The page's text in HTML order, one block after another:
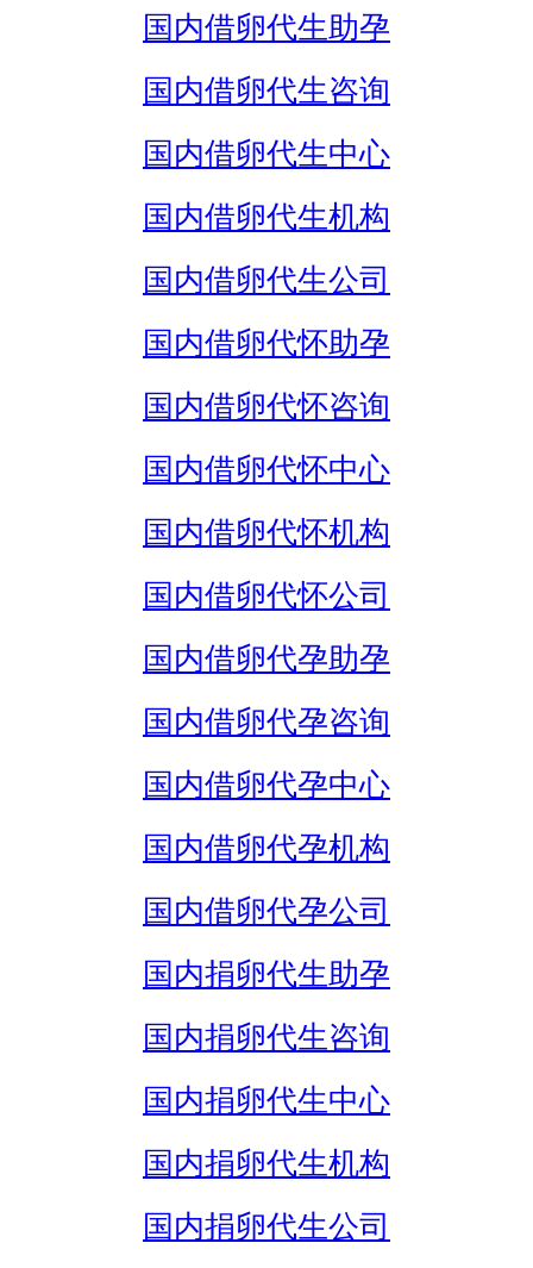
国内借卵代生助孕
国内借卵代生咨询
国内借卵代生中心
国内借卵代生机构
国内借卵代生公司
国内借卵代怀助孕
国内借卵代怀咨询
国内借卵代怀中心
国内借卵代怀机构
国内借卵代怀公司
国内借卵代孕助孕
国内借卵代孕咨询
国内借卵代孕中心
国内借卵代孕机构
国内借卵代孕公司
国内捐卵代生助孕
国内捐卵代生咨询
国内捐卵代生中心
国内捐卵代生机构
国内捐卵代生公司